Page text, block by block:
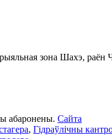
зона Шахэ, раён
абаронены. Сайта
, Гідраўлічны